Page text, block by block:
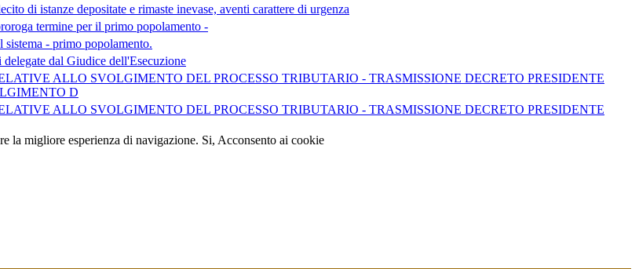
di istanze depositate e rimaste inevase, aventi carattere di urgenza
termine per il primo popolamento -
- primo popolamento.
dal Giudice dell'Esecuzione
ALLO SVOLGIMENTO DEL PROCESSO TRIBUTARIO - TRASMISSIONE DECRETO PRESIDENTE
D
ALLO SVOLGIMENTO DEL PROCESSO TRIBUTARIO - TRASMISSIONE DECRETO PRESIDENTE
la migliore esperienza di navigazione. Si, Acconsento ai cookie